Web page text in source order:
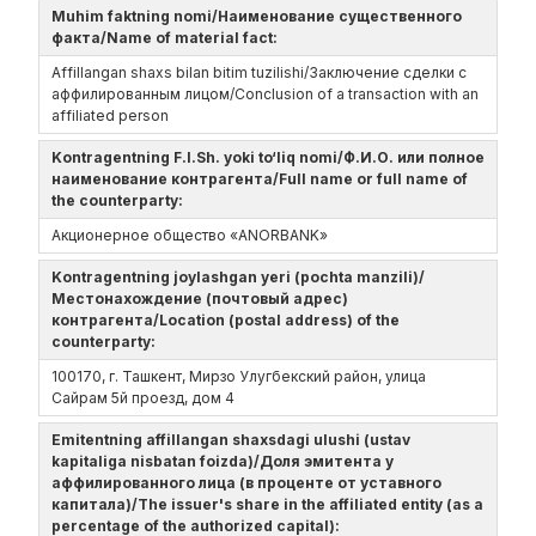
Muhim faktning nomi/Наименование существенного
факта/Name of material fact:
Affillangan shaxs bilan bitim tuzilishi/Заключение сделки с
аффилированным лицом/Conclusion of a transaction with an
affiliated person
Kontragentning F.I.Sh. yoki to‘liq nomi/Ф.И.О. или полное
наименование контрагента/Full name or full name of
the counterparty:
Акционерное общество «ANORBANK»
Kontragentning joylashgan yeri (pochta manzili)/
Местонахождение (почтовый адрес)
контрагента/Location (postal address) of the
counterparty:
100170, г. Ташкент, Мирзо Улугбекский район, улица
Сайрам 5й проезд, дом 4
Emitentning affillangan shaxsdagi ulushi (ustav
kapitaliga nisbatan foizda)/Доля эмитента у
аффилированного лица (в проценте от уставного
капитала)/The issuer's share in the affiliated entity (as a
percentage of the authorized capital):